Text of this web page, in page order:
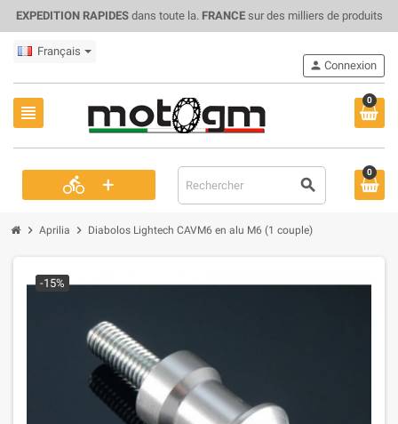
EXPEDITION RAPIDESdans toute la. FRANCEsur des milliers de produits
Français
view_headline
0
directions_bike + search
person Connexion
0
chevron_right Aprilia chevron_right Diabolos Lightech CAVM6 en alu M6 (1 couple)
-15%